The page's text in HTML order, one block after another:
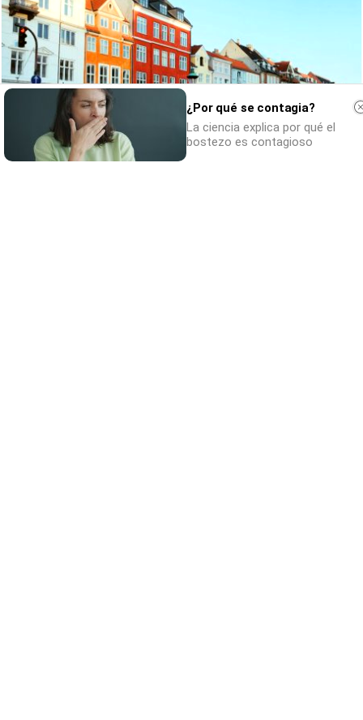
¿Por qué se contagia?
La ciencia explica por qué el
bostezo es contagioso